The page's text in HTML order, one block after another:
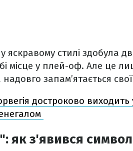
у яскравому стилі здобула
місце у плей-оф. Але це
надовго запам’ятається
достроково
як з'явився символ